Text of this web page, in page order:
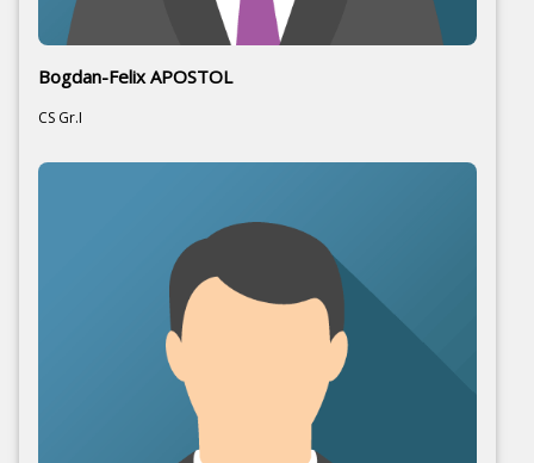
Bogdan-Felix APOSTOL
CS Gr.I